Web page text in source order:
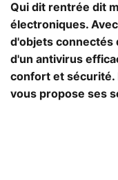
Qui dit rentrée dit
électroniques.
d'objets connectés
d'un antivirus
confort et sécurité.
vous propose ses